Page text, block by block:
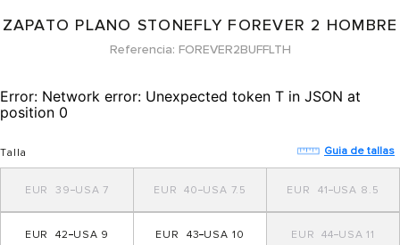
ZAPATO PLANO STONEFLY FOREVER 2 HOMBRE
Referencia FOREVER2BUFFLTH
Error: Network error: Unexpected token T in JSON at
position 0
Talla Guia de tallas
7
39 7.5
40 8.5
41
9
42 10
43 11
44